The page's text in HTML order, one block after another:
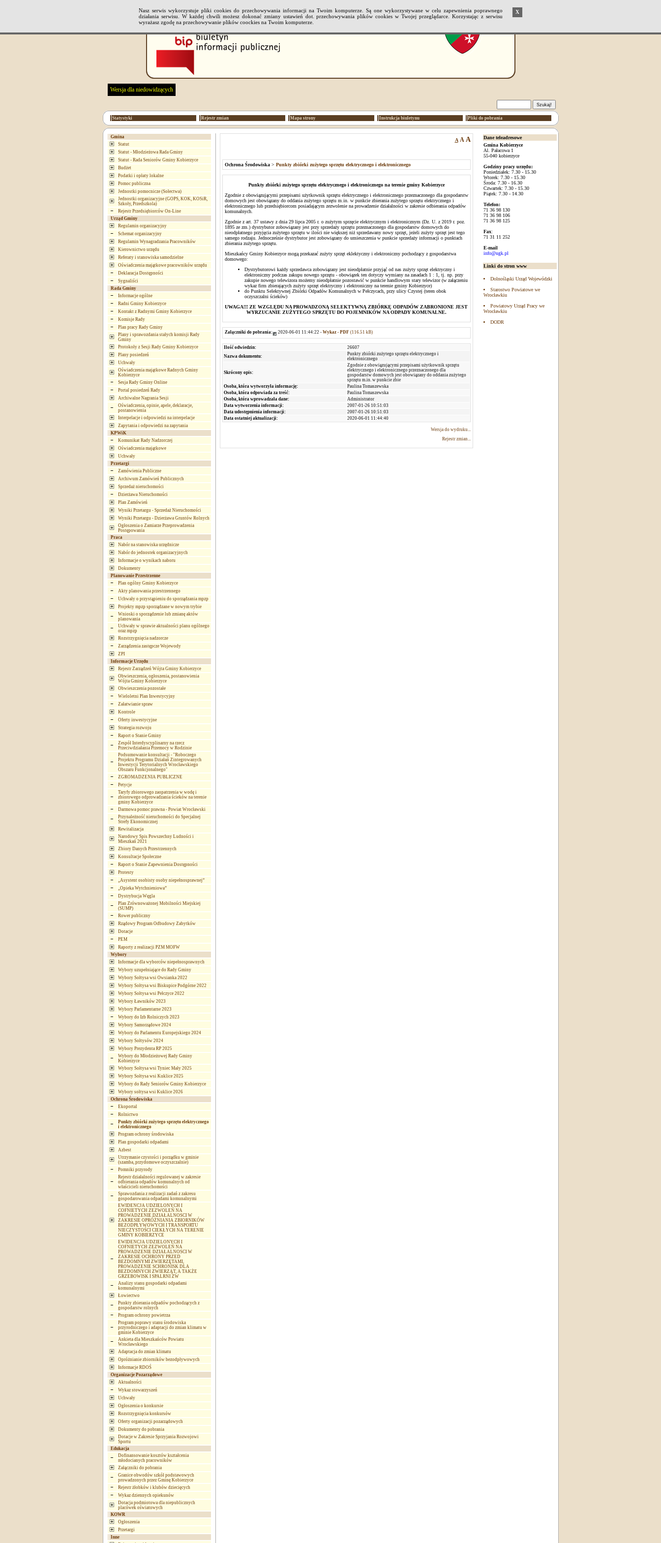
Nasz serwis wykorzystuje pliki cookies do przechowywania informacji na Twoim komputerze. Są one wykorzystywane w celu zapewnienia poprawnego
działania serwisu. W każdej chwili możesz dokonać zmiany ustawień dot. przechowywania plików cookies w Twojej przeglądarce. Korzystając z serwisu
wyrażasz zgodę na przechowywanie plików coockies na Twoim komputerze.
X
Wersja dla niedowidzących
Statystyki Rejestr zmian Mapa strony Instrukcja biuletynu Pliki do pobrania
Gmina
Statut
Statut - Młodzieżowa Rada Gminy
Statut - Rada Seniorów Gminy Kobierzyce
Budżet
Podatki i opłaty lokalne
Pomoc publiczna
Jednostki pomocnicze (Sołectwa)
Jednostki organizacyjne (GOPS, KOK, KOSiR,
Szkoły, Przedszkola)
Rejestr Przedsiębiorców On-Line
Urząd Gminy
Regulamin organizacyjny
Schemat organizacyjny
Regulamin Wynagradzania Pracowników
Kierownictwo urzędu
Referaty i stanowiska samodzielne
Oświadczenia majątkowe pracowników urzędu
Deklaracja Dostępności
Sygnaliści
Rada Gminy
Informacje ogólne
Radni Gminy Kobierzyce
Kontakt z Radnymi Gminy Kobierzyce
Komisje Rady
Plan pracy Rady Gminy
Plany i sprawozdania stałych komisji Rady
Gminy
Protokoły z Sesji Rady Gminy Kobierzyce
Plany posiedzeń
Uchwały
Oświadczenia majątkowe Radnych Gminy
Kobierzyce
Sesja Rady Gminy Online
Portal posiedzeń Rady
Archiwalne Nagrania Sesji
Oświadczenia, opinie, apele, deklaracje,
postanowienia
Interpelacje i odpowiedzi na interpelacje
Zapytania i odpowiedzi na zapytania
KPWiK
Komunikat Rady Nadzorczej
Oświadczenia majątkowe
Uchwały
Przetargi
Zamówienia Publiczne
Archiwum Zamówień Publicznych
Sprzedaż nieruchomości
Dzierżawa Nieruchomości
Plan Zamówień
Wyniki Przetargu - Sprzedaż Nieruchomości
Wyniki Przetargu - Dzierżawa Gruntów Rolnych
Ogłoszenia o Zamiarze Przeprowadzenia
Postępowania
Praca
Nabór na stanowiska urzędnicze
Nabór do jednostek organizacyjnych
Informacje o wynikach naboru
Dokumenty
Planowanie Przestrzenne
Plan ogólny Gminy Kobierzyce
Akty planowania przestrzennego
Uchwały o przystąpieniu do sporządzania mpzp
Projekty mpzp sporządzane w nowym trybie
Wnioski o sporządzenie lub zmianę aktów
planowania
Uchwały w sprawie aktualności planu ogólnego
oraz mpzp
Rozstrzygnięcia nadzorcze
Zarządzenia zastępcze Wojewody
ZPI
Informacje Urzędu
Rejestr Zarządzeń Wójta Gminy Kobierzyce
Obwieszczenia, ogłoszenia, postanowienia
Wójta Gminy Kobierzyce
Obwieszczenia pozostałe
Wieloletni Plan Inwestycyjny
Załatwianie spraw
Kontrole
Oferty inwestycyjne
Strategia rozwoju
Raport o Stanie Gminy
Zespół Interdyscyplinarny na rzecz
Przeciwdziałania Przemocy w Rodzinie
Podsumowanie konsultacji - "Roboczego
Projektu Programu Działań Zintegrowanych
Inwestycji Terytorialnych Wrocławskiego
Obszaru Funkcjonalnego"
ZGROMADZENIA PUBLICZNE
Petycje
Taryfy zbiorowego zaopatrzenia w wodę i
zbiorowego odprowadzania ścieków na terenie
gminy Kobierzyce
Darmowa pomoc prawna - Powiat Wrocławski
Przynależność nieruchomości do Specjalnej
Strefy Ekonomicznej
Rewitalizacja
Narodowy Spis Powszechny Ludności i
Mieszkań 2021
Zbiory Danych Przestrzennych
Konsultacje Społeczne
Raport o Stanie Zapewnienia Dostępności
Protesty
„Asystent osobisty osoby niepełnosprawnej”
„Opieka Wytchnieniowa”
Dystrybucja Węgla
Plan Zrównoważonej Mobilności Miejskiej
(SUMP)
Rower publiczny
Rządowy Program Odbudowy Zabytków
Dotacje
PEM
Raporty z realizacji PZM MOFW
Wybory
Informacje dla wyborców niepełnosprawnych
Wybory uzupełniające do Rady Gminy
Wybory Sołtysa wsi Owsianka 2022
Wybory Sołtysa wsi Biskupice Podgórne 2022
Wybory Sołtysa wsi Pełczyce 2022
Wybory Ławników 2023
Wybory Parlamentarne 2023
Wybory do Izb Rolniczych 2023
Wybory Samorządowe 2024
Wybory do Parlamentu Europejskiego 2024
Wybory Sołtysów 2024
Wybory Prezydenta RP 2025
Wybory do Młodzieżowej Rady Gminy
Kobierzyce
Wybory Sołtysa wsi Tyniec Mały 2025
Wybory Sołtysa wsi Kuklice 2025
Wybory do Rady Seniorów Gminy Kobierzyce
Wybory sołtysa wsi Kuklice 2026
Ochrona Środowiska
Ekoportal
Rolnictwo
Punkty zbiórki zużytego sprzętu elektrycznego
i elektronicznego
Program ochrony środowiska
Plan gospodarki odpadami
Azbest
Utrzymanie czystości i porządku w gminie
(szamba, przydomowe oczyszczalnie)
Pomniki przyrody
Rejestr działalności regulowanej w zakresie
odbierania odpadów komunalnych od
właścicieli nieruchomości
Sprawozdania z realizacji zadań z zakresu
gospodarowania odpadami komunalnymi
EWIDENCJA UDZIELONYCH I
COFNIETYCH ZEZWOLEŃ NA
PROWADZENIE DZIAŁALNOSCI W
ZAKRESIE OPRÓŻNIANIA ZBIORNIKÓW
BEZODPŁYWOWYCH I TRANSPORTU
NIECZYSTOŚCI CIEKŁYCH NA TERENIE
GMINY KOBIERZYCE
EWIDENCJA UDZIELONYCH I
COFNIETYCH ZEZWOLEŃ NA
PROWADZENIE DZIAŁALNOSCI W
ZAKRESIE OCHRONY PRZED
BEZDOMNYMI ZWIERZĘTAMI,
PROWADZENIE SCHRONISK DLA
BEZDOMNYCH ZWIERZĄT, A TAKŻE
GRZEBOWISK I SPALRNI ZW
Analizy stanu gospodarki odpadami
komunalnymi
Łowiectwo
Punkty zbierania odpadów pochodzących z
gospodarstw rolnych
Program ochrony powietrza
Program poprawy stanu środowiska
przyrodniczego i adaptacji do zmian klimatu w
gminie Kobierzyce
Ankieta dla Mieszkańców Powiatu
Wrocławskiego
Adaptacja do zmian klimatu
Opróżnianie zbiorników bezodpływowych
Informacje RDOŚ
Organizacje Pozarządowe
Aktualności
Wykaz stowarzyszeń
Uchwały
Ogłoszenia o konkursie
Rozstrzygnięcia konkursów
Oferty organizacji pozarządowych
Dokumenty do pobrania
Dotacje w Zakresie Sprzyjania Rozwojowi
Sportu
Edukacja
Dofinansowanie kosztów kształcenia
młodocianych pracowników
Załączniki do pobrania
Granice obwodów szkół podstawowych
prowadzonych przez Gminę Kobierzyce
Rejestr żłobków i klubów dziecięcych
Wykaz dziennych opiekunów
Dotacja podmiotowa dla niepublicznych
placówek oświatowych
KOWR
Ogłoszenia
Przetargi
Inne
A A A
Ochrona Środowiska> Punkty zbiórki zużytego sprzętu elektrycznego i elektronicznego
Punkty zbiórki zużytego sprzętu elektrycznego i elektronicznego na terenie gminy Kobierzyce
Zgodnie z obowiązującymi przepisami użytkownik sprzętu elektrycznego i elektronicznego przeznaczonego dla gospodarstw
domowych jest obowiązany do oddania zużytego sprzętu m.in. w punkcie zbierania zużytego sprzętu elektrycznego i
elektronicznego lub przedsiębiorcom posiadającym zezwolenie na prowadzenie działalności w zakresie odbierania odpadów
komunalnych.
Zgodnie z art. 37 ustawy z dnia 29 lipca 2005 r. o zużytym sprzęcie elektrycznym i elektronicznym (Dz. U. z 2019 r. poz.
1895 ze zm.) dystrybutor zobowiązany jest przy sprzedaży sprzętu przeznaczonego dla gospodarstw domowych do
nieodpłatnego przyjęcia zużytego sprzętu w ilości nie większej niż sprzedawany nowy sprzęt, jeżeli zużyty sprzęt jest tego
samego rodzaju. Jednocześnie dystrybutor jest zobowiązany do umieszczenia w punkcie sprzedaży informacji o punktach
zbierania zużytego sprzętu.
Mieszkańcy Gminy Kobierzyce mogą przekazać zużyty sprzęt eklektyczny i elektroniczny pochodzący z gospodarstwa
domowego:
Dystrybutorowi każdy sprzedawca zobowiązany jest nieodpłatnie przyjąć od nas zużyty sprzęt elektryczny i
elektroniczny podczas zakupu nowego sprzętu - obowiązek ten dotyczy wymiany na zasadach 1 : 1, tj. np. przy
zakupie nowego telewizora możemy nieodpłatnie pozostawić w punkcie handlowym stary telewizor (w załączeniu
wykaz firm zbierających zużyty sprzęt elektryczny i elektroniczny na terenie gminy Kobierzyce)
do Punktu Selektywnej Zbiórki Odpadów Komunalnych w Pełczycach, przy ulicy Czystej (teren obok
oczyszczalni ścieków)
UWAGA!!! ZE WZGLĘDU NA PROWADZONĄ SELEKTYWNĄ ZBIÓRKĘ ODPADÓW ZABRONIONE JEST
WYRZUCANIE ZUŻYTEGO SPRZĘTU DO POJEMNIKÓW NA ODPADY KOMUNALNE.
Załączniki do pobrania: 2020-06-01 11:44:22 - Wykaz - PDF (116.51 kB)
Ilość odwiedzin:
26607
Nazwa dokumentu:
Punkty zbiórki zużytego sprzętu elektrycznego i
elektronicznego
Skrócony opis:
Zgodnie z obowiązującymi przepisami użytkownik sprzętu
elektrycznego i elektronicznego przeznaczonego dla
gospodarstw domowych jest obowiązany do oddania zużytego
sprzętu m.in. w punkcie zbie
Osoba, która wytworzyła informację:
Paulina Tomaszewska
Osoba, która odpowiada za treść:
Paulina Tomaszewska
Osoba, która wprowadzała dane:
Administrator
Data wytworzenia informacji:
2007-01-26 10:51:03
Data udostępnienia informacji:
2007-01-26 10:51:03
Data ostatniej aktualizacji:
2020-06-01 11:44:40
Wersja do wydruku...
Rejestr zmian...
Dane teleadresowe
Gmina Kobierzyce
Al. Pałacowa 1
55-040 kobierzyce
Godziny pracy urzędu:
Poniedziałek: 7.30 - 15.30
Wtorek: 7.30 - 15.30
Środa: 7.30 - 16.30
Czwartek: 7.30 - 15.30
Piątek: 7.30 - 14.30
Telefon:
71 36 98 130
71 36 98 106
71 36 98 125
Fax:
71 31 11 252
E-mail
info@ugk.pl
Linki do stron www
Dolnośląski Urząd Wojewódzki
Starostwo Powiatowe we
Wrocławkiu
Powiatowy Urząd Pracy we
Wrocławkiu
DODR